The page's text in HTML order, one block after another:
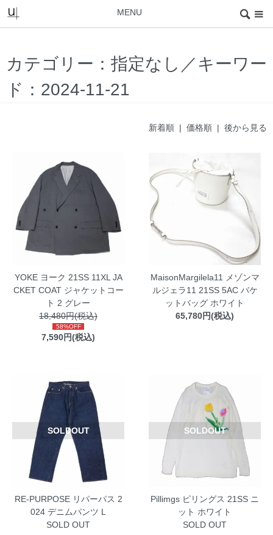
MENU
カテゴリー：指定なし／キーワー
ド：2024-11-21
新着順 | 価格順 | 後から見る
YOKE ヨーク 21SS 11XL JA
CKET COAT ジャケットコー
ト 2 グレー
18,480円(税込)
58%OFF
7,590円(税込)
MaisonMargilela11 メゾンマ
ルジェラ11 21SS 5AC バケ
ットバッグ ホワイト
65,780円(税込)
SOLDOUT
RE-PURPOSE リパーパス 2
024 デニムパンツ L
SOLD OUT
SOLDOUT
Pillimgs ピリングス 21SS ニ
ット ホワイト
SOLD OUT